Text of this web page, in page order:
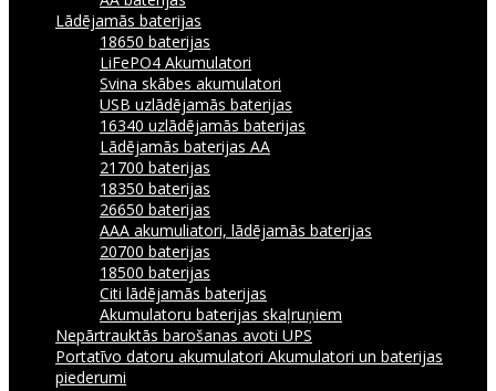
Lādējamās baterijas
18650 baterijas
LiFePO4 Akumulatori
Svina skābes akumulatori
USB uzlādējamās baterijas
16340 uzlādējamās baterijas
Lādējamās baterijas AA
21700 baterijas
18350 baterijas
26650 baterijas
AAA akumuliatori, lādējamās baterijas
20700 baterijas
18500 baterijas
Citi lādējamās baterijas
Akumulatoru baterijas skaļruņiem
Nepārtrauktās barošanas avoti UPS
Portatīvo datoru akumulatori Akumulatori un baterijas
piederumi